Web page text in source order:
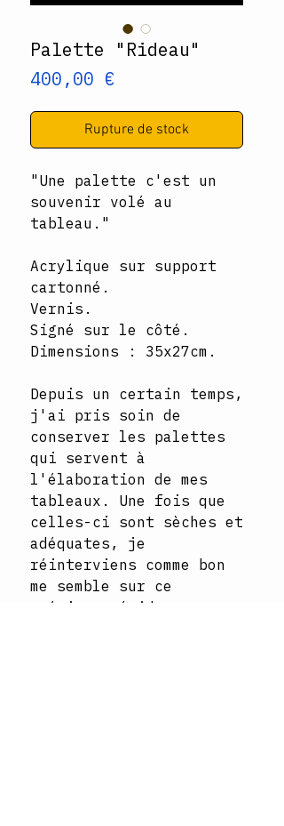
Palette "Rideau"
400,00 €
Rupture de stock
"Une palette c'est un
souvenir volé au
tableau."
Acrylique sur support
cartonné.
Vernis.
Signé sur le côté.
Dimensions : 35x27cm.
Depuis un certain temps,
j'ai pris soin de
conserver les palettes
qui servent à
l'élaboration de mes
tableaux. Une fois que
celles-ci sont sèches et
adéquates, je
réinterviens comme bon
me semble sur ce
précieux résidus.